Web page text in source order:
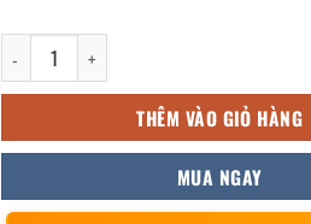
thùng nướng than inox 35x29x16cm số lượng
THÊM VÀO GIỎ HÀNG
MUA NGAY